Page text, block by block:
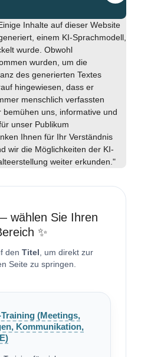
Inhalte auf dieser Website
einem KI-Sprachmodell,
wurde. Obwohl
wurden, um die
des generierten Textes
hingewiesen, dass er
menschlich verfassten
bemühen uns, informative und
unser Publikum
Ihnen für Ihr Verständnis
wir die Möglichkeiten der KI-
weiter erkunden."
wählen Sie Ihren
✨
den Titel , um direkt zur
Seite zu springen.
(Meetings,
Kommunikation,